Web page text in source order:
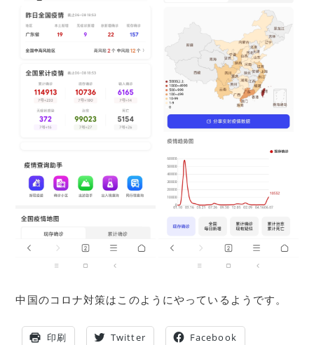
中国のコロナ対策はこのようにやっているようです。
印刷 Twitter Facebook